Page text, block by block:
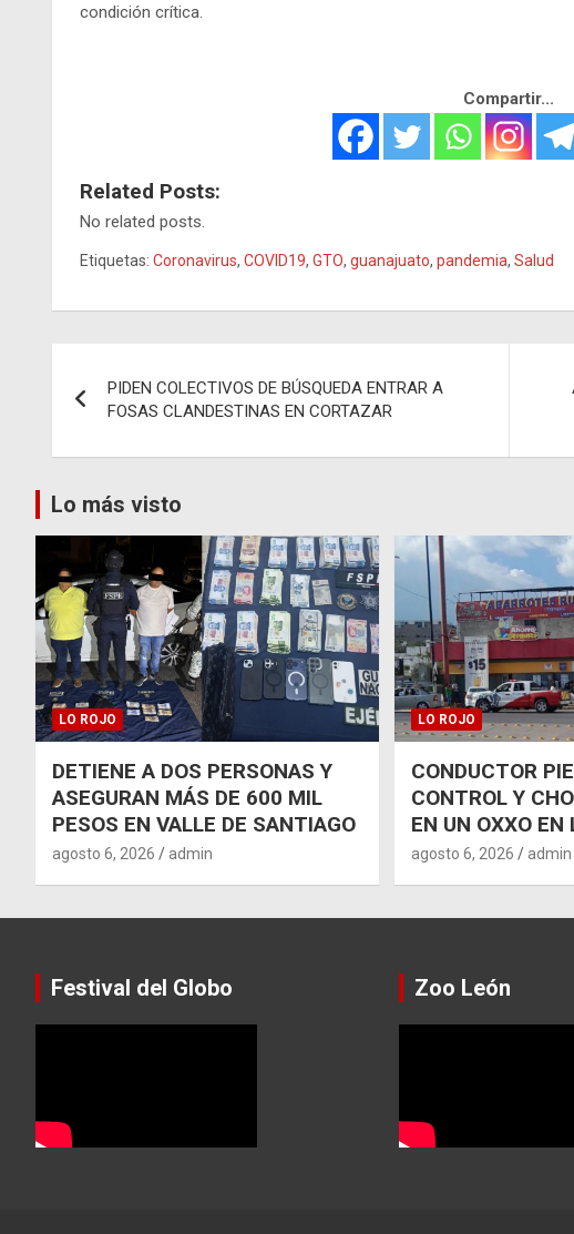
condición crítica.
Compartir...
Related Posts:
No related posts.
Etiquetas: Coronavirus, COVID19, GTO, guanajuato, pandemia, Salud
de
entradas
PIDEN COLECTIVOS DE BÚSQUEDA ENTRAR A
FOSAS CLANDESTINAS EN CORTAZAR
Lo más visto
LO ROJO
DETIENE A DOS PERSONAS Y
ASEGURAN MÁS DE 600 MIL
PESOS EN VALLE DE SANTIAGO
agosto 6, 2026 admin
LO ROJO
CONDUCTOR
CONTROL Y
EN UN OXXO EN
agosto 6, 2026 admin
Festival del Globo Zoo León